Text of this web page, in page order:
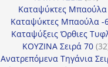
Καταψύκτες Μπαούλα
Καταψύκτες Μπαούλα -
Καταψύξεις Όρθιες
ΚΟΥΖΙΝΑ Σειρά 70 32
Ανατρεπόμενα Τηγάνια